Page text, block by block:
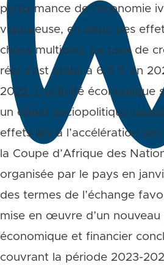
performance de l’économie
vigoureuse, en dépit des
chocs multiples. Le taux de
réel s’est établi à 6,5 % en
2022. L’activité économique
un climat sociopolitique
effets liés à l’accélération
la Coupe d’Afrique des
organisée par le pays en
des termes de l’échange
mise en œuvre d’un
économique et financier
couvrant la période 2023-